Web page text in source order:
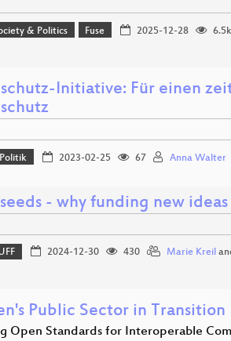
& Politics Fuse 2025-12-28 6.5k
Initiative: Für einen
2023-02-25 67 Anna Walter
- why funding new
2024-12-30 430 Marie Kreil
Public Sector in Transition
Open Standards for Interoperable